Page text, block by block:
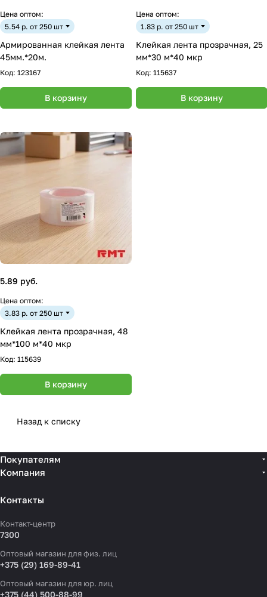
Цена оптом:
5.54 р. от 250 шт
Армированная клейкая лента
45мм.*20м.
Код: 123167
В корзину
Цена оптом:
1.83 р. от 250 шт
Клейкая лента прозрачная, 25
мм*30 м*40 мкр
Код: 115637
В корзину
5.89 руб.
Цена оптом:
3.83 р. от 250 шт
Клейкая лента прозрачная, 48
мм*100 м*40 мкр
Код: 115639
В корзину
Назад к списку
Покупателям
Компания
Контакты
Контакт-центр
7300
Оптовый магазин для физ. лиц
+375 (29) 169-89-41
Оптовый магазин для юр. лиц
+375 (44) 500-88-99